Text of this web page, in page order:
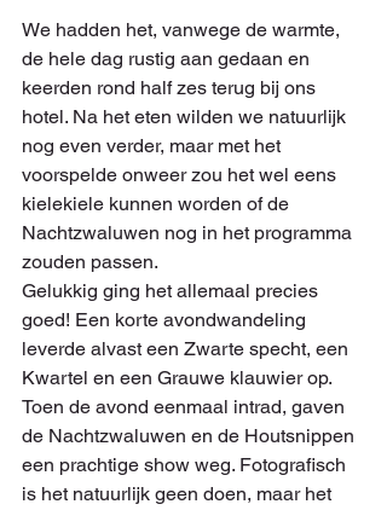
We hadden het, vanwege de warmte,
de hele dag rustig aan gedaan en
keerden rond half zes terug bij ons
hotel. Na het eten wilden we natuurlijk
nog even verder, maar met het
voorspelde onweer zou het wel eens
kielekiele kunnen worden of de
Nachtzwaluwen nog in het programma
zouden passen.
Gelukkig ging het allemaal precies
goed! Een korte avondwandeling
leverde alvast een Zwarte specht, een
Kwartel en een Grauwe klauwier op.
Toen de avond eenmaal intrad, gaven
de Nachtzwaluwen en de Houtsnippen
een prachtige show weg. Fotografisch
is het natuurlijk geen doen, maar het